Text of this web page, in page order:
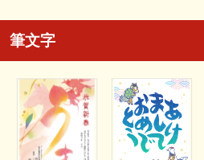
筆文字